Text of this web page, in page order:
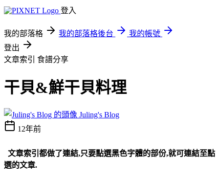
登入
我的部落格 我的部落格後台
我的帳號
登出
文章索引 食譜分享
干貝&鮮干貝料理
Juling's Blog
12年前
文章索引都做了連結,只要點選黑色字體的部份,就可連結至點
選的文章.